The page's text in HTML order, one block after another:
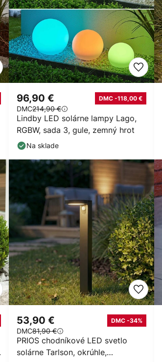
Lindby LED solárne lampy Lago,
RGBW, sada 3, gule, zemný hrot
96,90 € DMC -118,00 €
DMC214,90 €
Na sklade
PRIOS chodníkové LED svetlo
solárne Tarlson, okrúhle,
53,90 € DMC -34%
DMC81,90 €